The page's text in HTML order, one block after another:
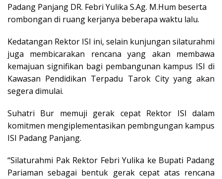
Padang Panjang DR. Febri Yulika S.Ag. M.Hum beserta
rombongan di ruang kerjanya beberapa waktu lalu.
Kedatangan Rektor ISI ini, selain kunjungan silaturahmi
juga membicarakan rencana yang akan membawa
kemajuan signifikan bagi pembangunan kampus ISI di
Kawasan Pendidikan Terpadu Tarok City yang akan
segera dimulai.
Suhatri Bur memuji gerak cepat Rektor ISI dalam
komitmen mengiplementasikan pembngungan kampus
ISI Padang Panjang.
“Silaturahmi Pak Rektor Febri Yulika ke Bupati Padang
Pariaman sebagai bentuk gerak cepat atas rencana